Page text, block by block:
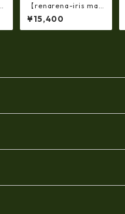
【renarena-iris mad
e in japan】【日本
製】(総革・バージョ
ン）牛革エナメルクロ
¥15,400